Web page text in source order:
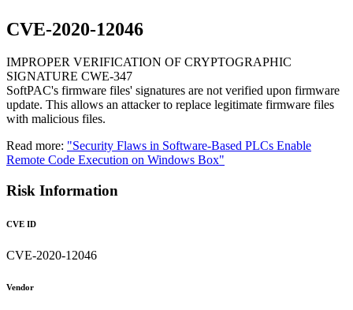
CVE-2020-12046
IMPROPER VERIFICATION OF CRYPTOGRAPHIC
SIGNATURE CWE-347
SoftPAC's firmware files' signatures are not verified upon firmware
update. This allows an attacker to replace legitimate firmware files
with malicious files.
Read more: "Security Flaws in Software-Based PLCs Enable
Remote Code Execution on Windows Box"
Risk Information
CVE ID
CVE-2020-12046
Vendor